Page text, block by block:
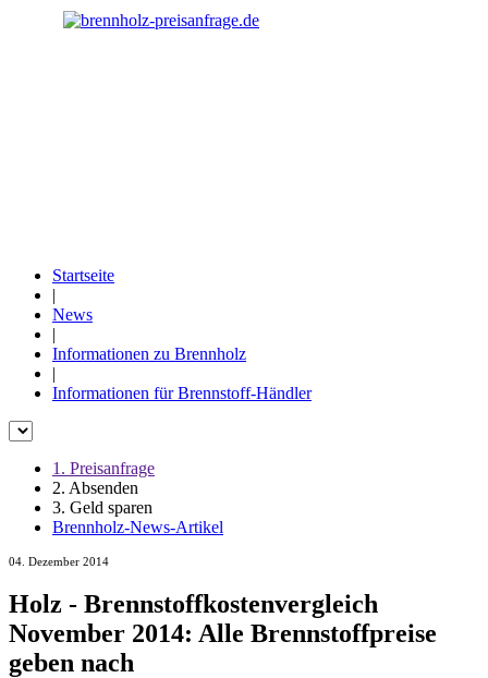
Startseite
|
News
|
Informationen zu Brennholz
|
Informationen für Brennstoff-Händler
1. Preisanfrage
2. Absenden
3. Geld sparen
Brennholz-News-Artikel
04. Dezember 2014
Holz - Brennstoffkostenvergleich
November 2014: Alle Brennstoffpreise
geben nach